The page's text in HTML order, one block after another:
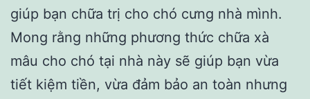
giúp bạn chữa trị cho chó cưng nhà mình.
Mong rằng những phương thức chữa xà
mâu cho chó tại nhà này sẽ giúp bạn vừa
tiết kiệm tiền, vừa đảm bảo an toàn nhưng